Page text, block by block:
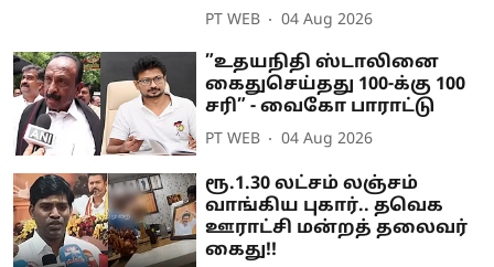
PT WEB 04 Aug 2026
”உதயநிதி ஸ்டாலினை
கைதுசெய்தது 100-க்கு 100
சரி” - வைகோ பாராட்டு
PT WEB 04 Aug 2026
ரூ.1.30 லட்சம் லஞ்சம்
வாங்கிய புகார்.. தவெக
ஊராட்சி மன்றத் தலைவர்
கைது!!